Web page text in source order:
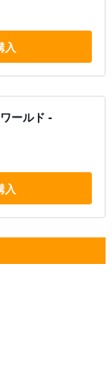
入
ールド -
入